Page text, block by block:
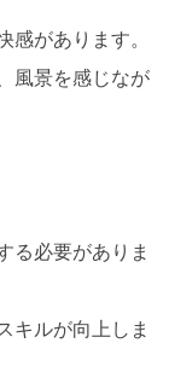
があります。
風景を感じなが
る必要がありま
キルが向上しま